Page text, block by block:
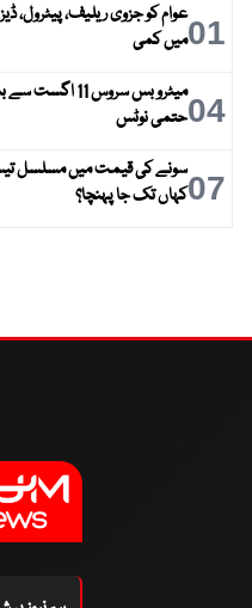
01عوام کو جزوی ریلیف، پیٹرول،
میں کمی
04
میٹرو بس سروس
حتمی نوٹس
07سونے کی قیمت میں مسلسل
کہاں تک جا پہنچا؟